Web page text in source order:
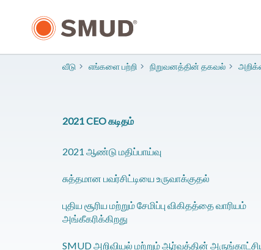
உள்ளடக்கத்திற்கு
வீடு எங்களை பற்றி நிறுவனத்தின் தகவல்
2021 CEO கடிதம்
2021 ஆண்டு மதிப்பாய்வு
சுத்தமான பவர்சிட்டியை உருவாக்குதல்
புதிய சூரிய மற்றும் சேமிப்பு விகிதத்தை வாரியம்
அங்கீகரிக்கிறது
SMUD அறிவியல் மற்றும் ஆர்வத்தின்